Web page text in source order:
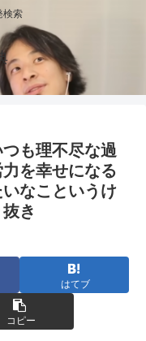
検索
つも理不尽な過
を幸せになる
なこというけ
抜き
はてブ
コピー